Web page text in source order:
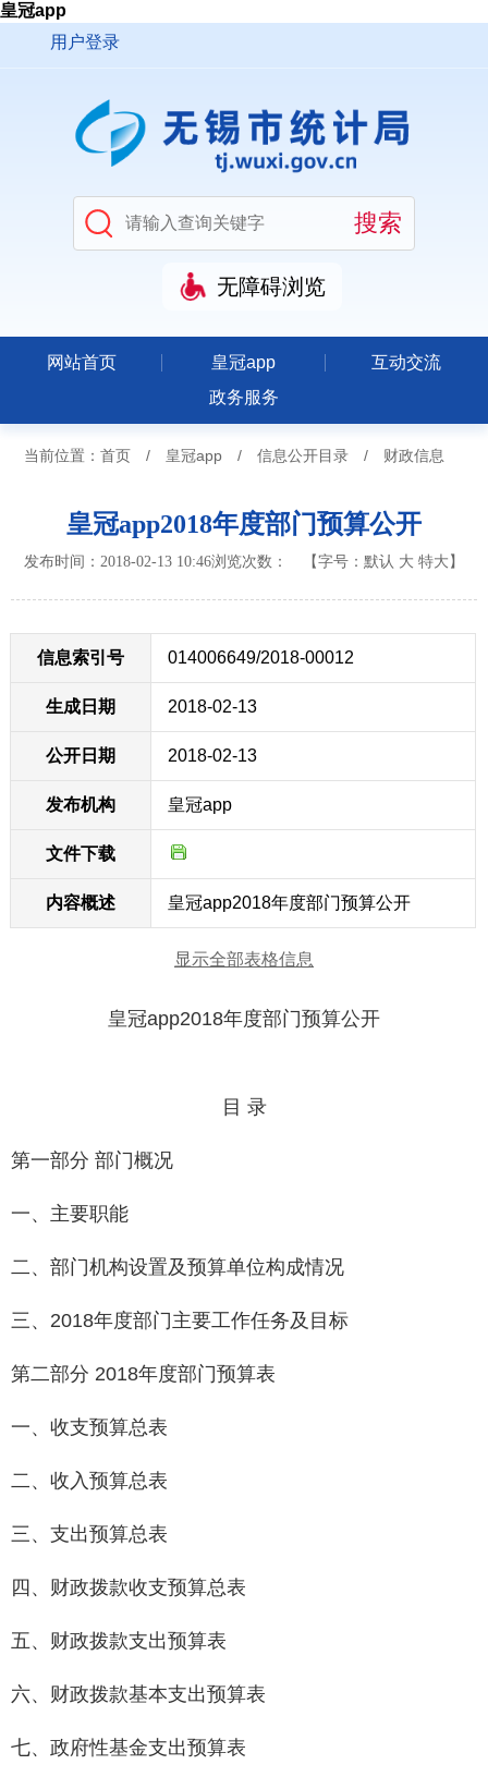
皇冠app
用户登录
无障碍浏览
网站首页 皇冠app
互动交流
政务服务
当前位置： 首页 / 皇冠app / 信息公开目录 / 财政信息
皇冠app2018年度部门预算公开
发布时间：2018-02-13 10:46浏览次数： 【字号： 默认 大 特大 】
信息索引号 014006649/2018-00012
生成日期 2018-02-13
公开日期 2018-02-13
发布机构 皇冠app
文件下载
内容概述 皇冠app2018年度部门预算公开
显示全部表格信息
皇冠app2018年度部门预算公开
目 录
第一部分 部门概况
一、主要职能
二、部门机构设置及预算单位构成情况
三、2018年度部门主要工作任务及目标
第二部分 2018年度部门预算表
一、收支预算总表
二、收入预算总表
三、支出预算总表
四、财政拨款收支预算总表
五、财政拨款支出预算表
六、财政拨款基本支出预算表
七、政府性基金支出预算表